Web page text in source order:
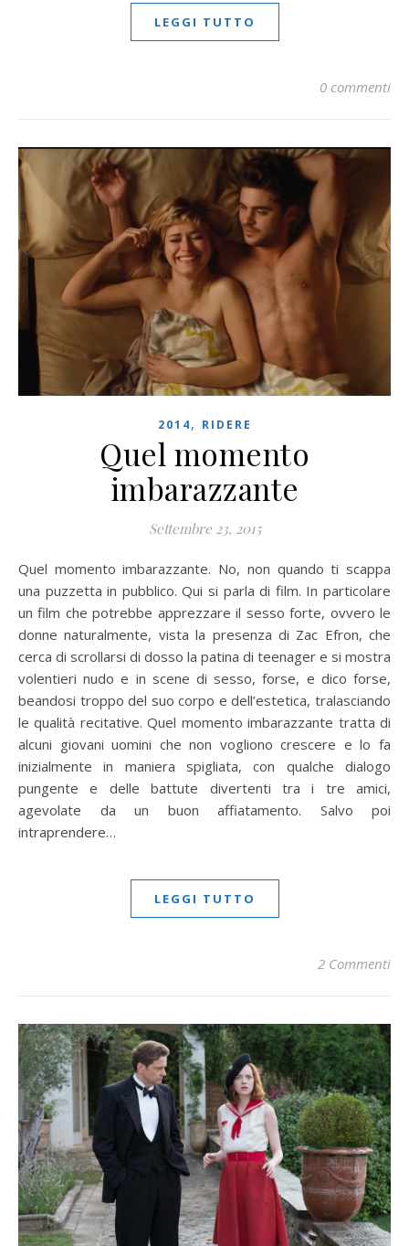
LEGGI TUTTO
0 commenti
2014, RIDERE
Quel momento
imbarazzante
Settembre 23, 2015
Quel momento imbarazzante. No, non quando ti scappa
una puzzetta in pubblico. Qui si parla di film. In particolare
un film che potrebbe apprezzare il sesso forte, ovvero le
donne naturalmente, vista la presenza di Zac Efron, che
cerca di scrollarsi di dosso la patina di teenager e si mostra
volentieri nudo e in scene di sesso, forse, e dico forse,
beandosi troppo del suo corpo e dell’estetica, tralasciando
le qualità recitative. Quel momento imbarazzante tratta di
alcuni giovani uomini che non vogliono crescere e lo fa
inizialmente in maniera spigliata, con qualche dialogo
pungente e delle battute divertenti tra i tre amici,
agevolate da un buon affiatamento. Salvo poi
intraprendere…
LEGGI TUTTO
2 Commenti